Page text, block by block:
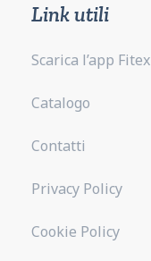
Link utili
Scarica l’app Fitex
Catalogo
Contatti
Privacy Policy
Cookie Policy